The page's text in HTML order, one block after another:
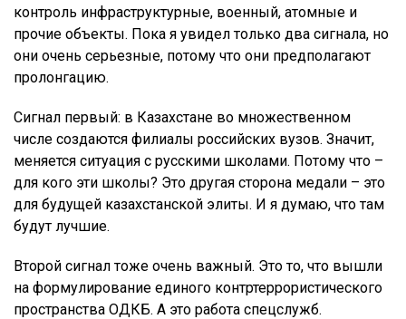
контроль инфраструктурные, военный, атомные и
прочие объекты. Пока я увидел только два сигнала, но
они очень серьезные, потому что они предполагают
пролонгацию.
Сигнал первый: в Казахстане во множественном
числе создаются филиалы российских вузов. Значит,
меняется ситуация с русскими школами. Потому что –
для кого эти школы? Это другая сторона медали – это
для будущей казахстанской элиты. И я думаю, что там
будут лучшие.
Второй сигнал тоже очень важный. Это то, что вышли
на формулирование единого контртеррористического
пространства ОДКБ. А это работа спецслужб.